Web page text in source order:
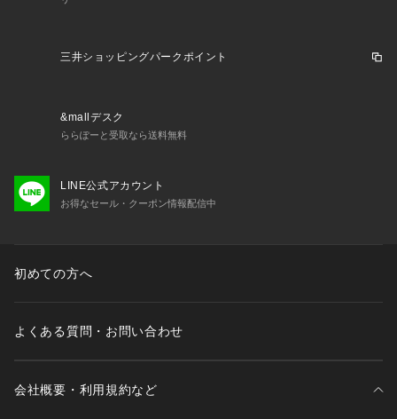
混在している場合がございます。それにより、商品に表示され
ご了承下さいますよう、お願い申し上げます。
三井ショッピングパークポイント
&mallデスク
ららぽーと受取なら送料無料
LINE公式アカウント
お得なセール・クーポン情報配信中
初めての方へ
よくある質問・お問い合わせ
会社概要・利用規約など